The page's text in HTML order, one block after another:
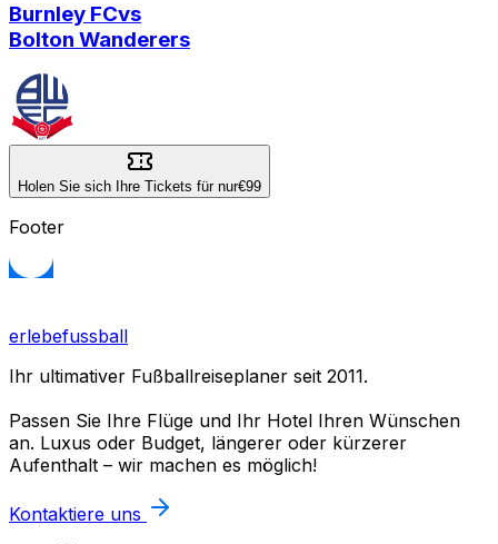
Burnley FCvs
Bolton Wanderers
Holen Sie sich Ihre Tickets für nur€99
Footer
erlebefussball
Ihr ultimativer Fußballreiseplaner seit 2011.
Passen Sie Ihre Flüge und Ihr Hotel Ihren Wünschen
an. Luxus oder Budget, längerer oder kürzerer
Aufenthalt – wir machen es möglich!
Kontaktiere uns